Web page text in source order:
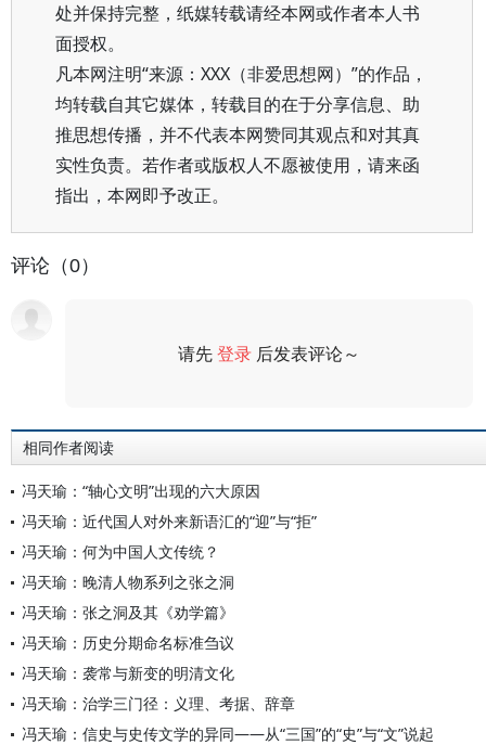
处并保持完整，纸媒转载请经本网或作者本人书
面授权。
凡本网注明“来源：XXX（非爱思想网）”的作品，
均转载自其它媒体，转载目的在于分享信息、助
推思想传播，并不代表本网赞同其观点和对其真
实性负责。若作者或版权人不愿被使用，请来函
指出，本网即予改正。
评论（0）
请先登录 后发表评论～
相同作者阅读
冯天瑜：“轴心文明”出现的六大原因
冯天瑜：近代国人对外来新语汇的“迎”与“拒”
冯天瑜：何为中国人文传统？
冯天瑜：晚清人物系列之张之洞
冯天瑜：张之洞及其《劝学篇》
冯天瑜：历史分期命名标准刍议
冯天瑜：袭常与新变的明清文化
冯天瑜：治学三门径：义理、考据、辞章
冯天瑜：信史与史传文学的异同——从“三国”的“史”与“文”说起